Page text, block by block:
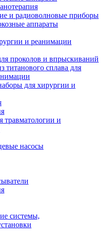
и радиоволновые приборы
аппараты
и реанимации
проколов и впрыскиваний
титанового сплава для
для хирургии и
травматологии и
насосы
системы,